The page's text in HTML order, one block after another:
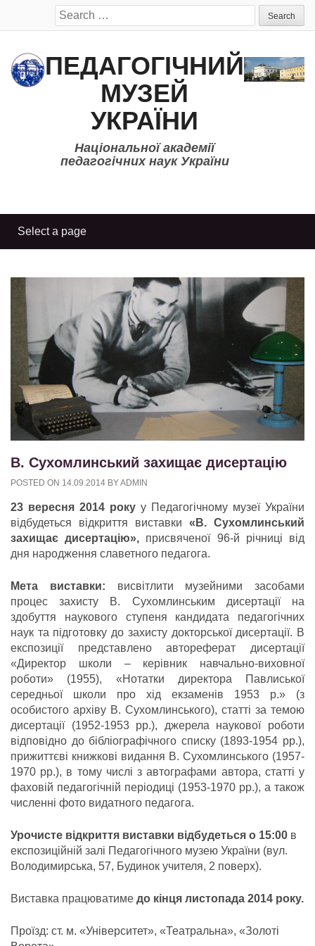
Search
for:
ПЕДАГОГІЧНИЙ
МУЗЕЙ
УКРАЇНИ
Національної академії
педагогічних наук України
В. Сухомлинський захищає дисертацію
POSTED ON 14.09.2014 BYADMIN
23 вересня 2014 року у Педагогічному музеї України
відбудеться відкриття виставки «В. Сухомлинський
захищає дисертацію», присвяченої 96-й річниці від
дня народження славетного педагога.
Мета виставки: висвітлити музейними засобами
процес захисту В. Сухомлинським дисертації на
здобуття наукового ступеня кандидата педагогічних
наук та підготовку до захисту докторської дисертації. В
експозиції представлено автореферат дисертації
«Директор школи – керівник навчально-виховної
роботи» (1955), «Нотатки директора Павлиської
середньої школи про хід екзаменів 1953 р.» (з
особистого архіву В. Сухомлинського), статті за темою
дисертації (1952-1953 рр.), джерела наукової роботи
відповідно до бібліографічного списку (1893-1954 рр.),
прижиттєві книжкові видання В. Сухомлинського (1957-
1970 рр.), в тому числі з автографами автора, статті у
фаховій педагогічній періодиці (1953-1970 рр.), а також
численні фото видатного педагога.
Урочисте відкриття виставки відбудеться о 15:00 в
експозиційній залі Педагогічного музею України (вул.
Володимирська, 57, Будинок учителя, 2 поверх).
Виставка працюватиме до кінця листопада 2014 року.
Проїзд: ст. м. «Університет», «Театральна», «Золоті